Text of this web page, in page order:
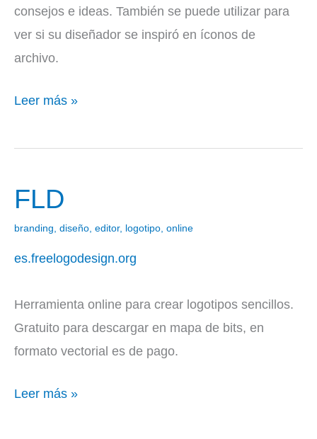
consejos e ideas. También se puede utilizar para
ver si su diseñador se inspiró en íconos de
archivo.
Leer más »
FLD
branding diseño editor, logotipo online
es.freelogodesign.org
Herramienta online para crear logotipos sencillos.
Gratuito para descargar en mapa de bits, en
formato vectorial es de pago.
FLD
Leer más »